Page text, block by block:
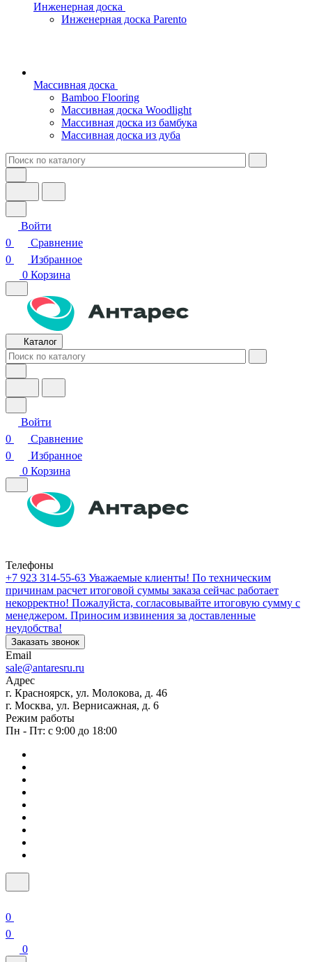
Инженерная доска
Инженерная доска Parento
Массивная доска
Bamboo Flooring
Массивная доска Woodlight
Массивная доска из бамбука
Массивная доска из дуба
Войти
0
Сравнение
0
Избранное
0 Корзина
Каталог
Войти
0
Сравнение
0
Избранное
0 Корзина
Телефоны
+7 923 314-55-63 Уважаемые клиенты! По техническим
причинам расчет итоговой суммы заказа сейчас работает
некорректно! Пожалуйста, согласовывайте итоговую сумму с
менеджером. Приносим извинения за доставленные
неудобства!
Заказать звонок
Email
sale@antaresru.ru
Адрес
г. Красноярск, ул. Молокова, д. 46
г. Москва, ул. Вернисажная, д. 6
Режим работы
Пн - Пт: с 9:00 до 18:00
0
0
0